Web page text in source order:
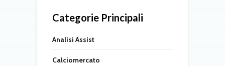
Categorie Principali
Analisi Assist
Calciomercato